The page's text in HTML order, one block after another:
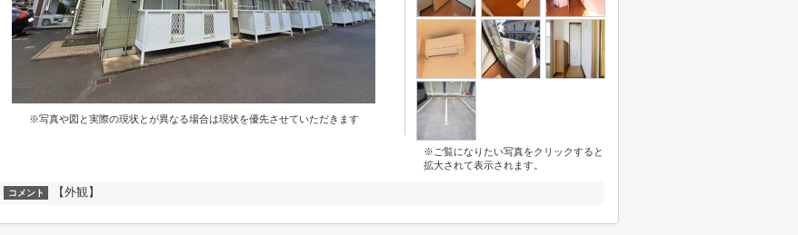
※写真や図と実際の現状とが異なる場合は現状を優先させていただきます
※ご覧になりたい写真をクリックすると
拡大されて表示されます。
コメント 【外観】